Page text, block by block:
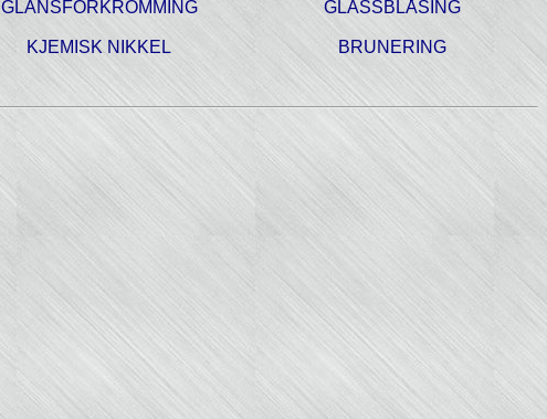
GLANSFORKROMMING GLASSBLÅSING
KJEMISK NIKKEL BRUNERING